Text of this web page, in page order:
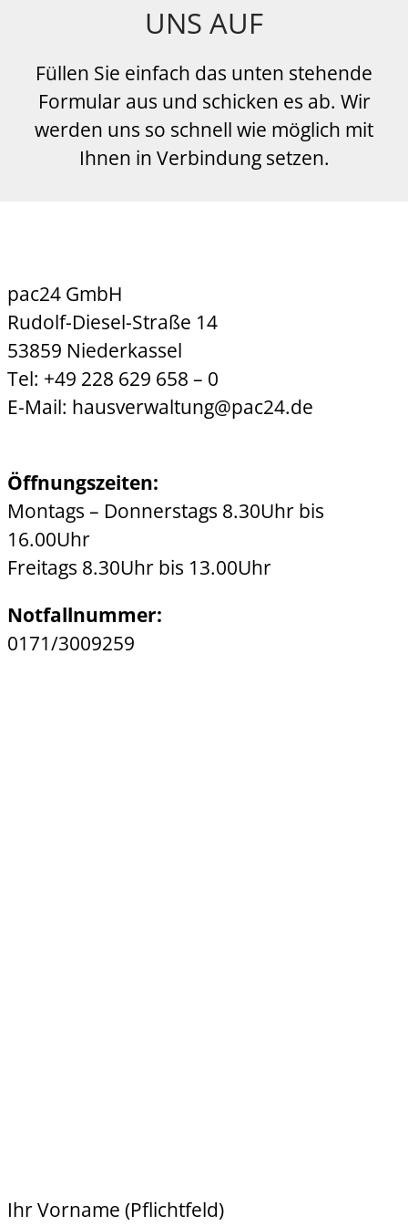
UNS AUF
Füllen Sie einfach das unten stehende
Formular aus und schicken es ab. Wir
werden uns so schnell wie möglich mit
Ihnen in Verbindung setzen.
pac24 GmbH
Rudolf-Diesel-Straße 14
53859 Niederkassel
Tel: +49 228 629 658 – 0
E-Mail: hausverwaltung@pac24.de
Öffnungszeiten:
Montags – Donnerstags 8.30Uhr bis
16.00Uhr
Freitags 8.30Uhr bis 13.00Uhr
Notfallnummer:
0171/3009259
Ihr Vorname (Pflichtfeld)